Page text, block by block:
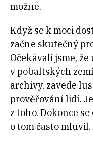
možné.
Když se k moci
začne skutečný
Očekávali jsme,
v pobaltských
archivy, zavede
prověřování lidí.
z toho. Dokonce
o tom často mluvil.